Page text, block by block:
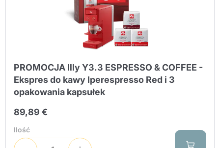
PROMOCJA Illy Y3.3 ESPRESSO & COFFEE -
Ekspres do kawy Iperespresso Red i 3
opakowania kapsułek
89,89 €
Ilość